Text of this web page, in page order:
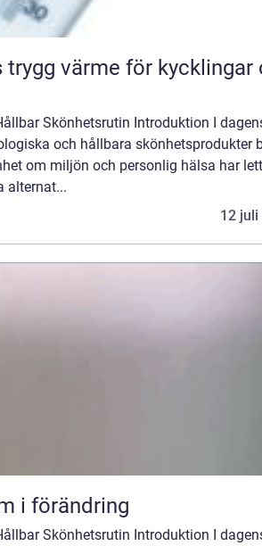
Skönhetsrutin Introduktion I
och hållbara skönhetsprodukter
om miljön och personlig hälsa har
alternat...
12 juli
i förändring
Skönhetsrutin Introduktion I